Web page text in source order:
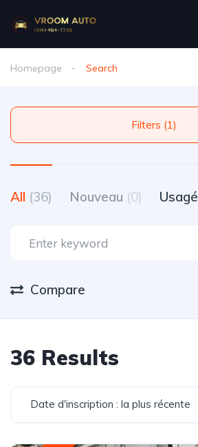
Homepage Search
Filters (1)
All (36) Nouveau (0) Usagé
Compare
36 Results
Date d'inscription : la plus récente